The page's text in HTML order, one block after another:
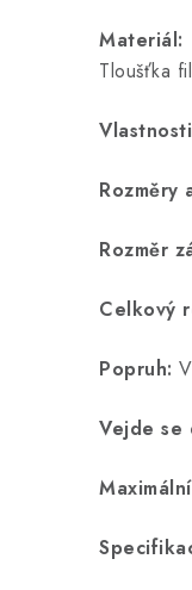
Materiál:
Tloušťka
Rozměry
Rozměr
Celkový
Popruh:
Vejde se